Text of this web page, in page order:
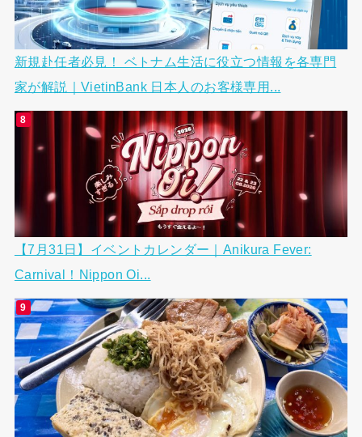
新規赴任者必見！ ベトナム生活に役立つ情報を各専門
家が解説｜VietinBank 日本人のお客様専用...
【7月31日】イベントカレンダー｜Anikura Fever:
Carnival！Nippon Oi...